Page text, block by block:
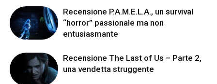
Recensione P.A.M.E.L.A., un survival
“horror” passionale ma non
entusiasmante
Recensione The Last of Us – Parte 2,
una vendetta struggente